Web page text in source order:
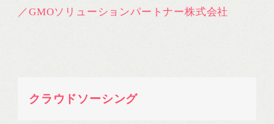
／GMOソリューションパートナー株式会社
クラウドソーシング